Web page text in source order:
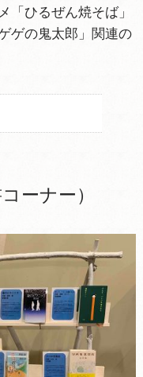
「ひるぜん焼そば」
ゲの鬼太郎」関連の
ーナー）